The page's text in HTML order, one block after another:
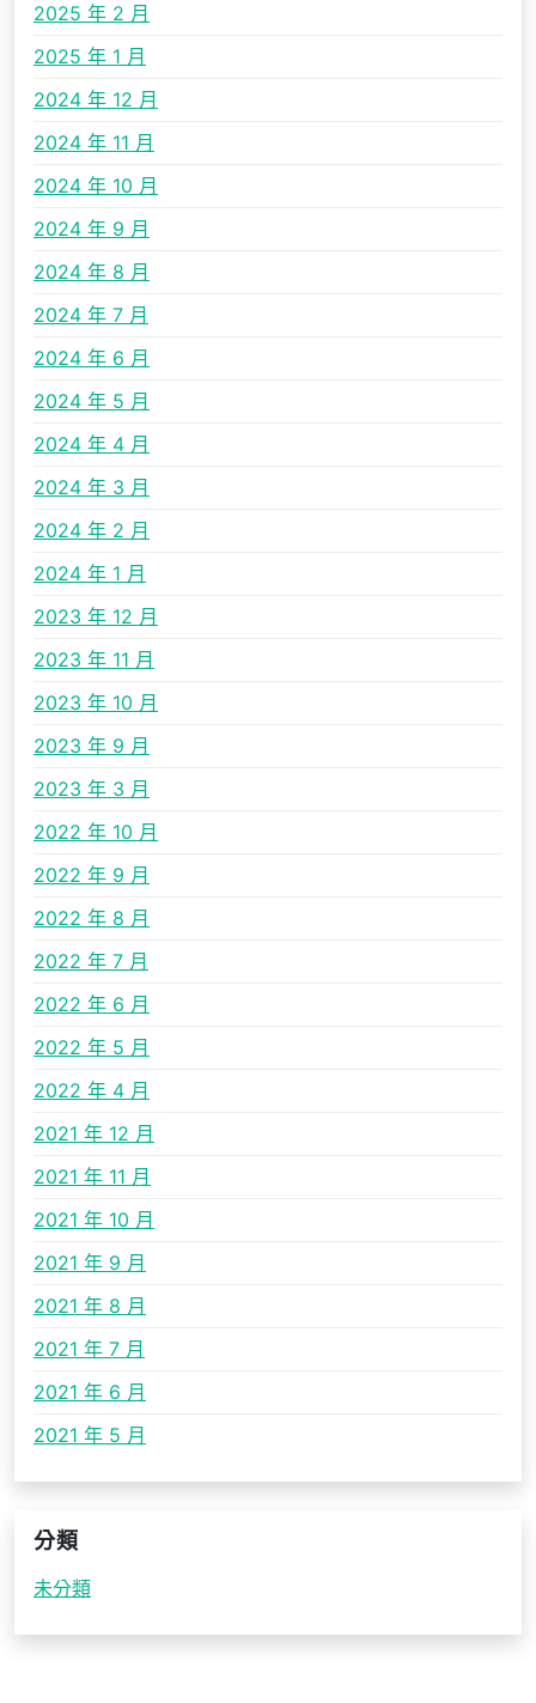
2025 年 2 月
2025 年 1 月
2024 年 12 月
2024 年 11 月
2024 年 10 月
2024 年 9 月
2024 年 8 月
2024 年 7 月
2024 年 6 月
2024 年 5 月
2024 年 4 月
2024 年 3 月
2024 年 2 月
2024 年 1 月
2023 年 12 月
2023 年 11 月
2023 年 10 月
2023 年 9 月
2023 年 3 月
2022 年 10 月
2022 年 9 月
2022 年 8 月
2022 年 7 月
2022 年 6 月
2022 年 5 月
2022 年 4 月
2021 年 12 月
2021 年 11 月
2021 年 10 月
2021 年 9 月
2021 年 8 月
2021 年 7 月
2021 年 6 月
2021 年 5 月
分類
未分類